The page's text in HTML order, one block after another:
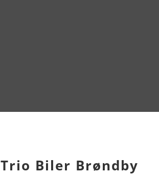
Trio Biler Brøndby